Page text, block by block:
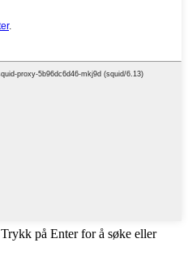
Trykk på Enter for å søke eller